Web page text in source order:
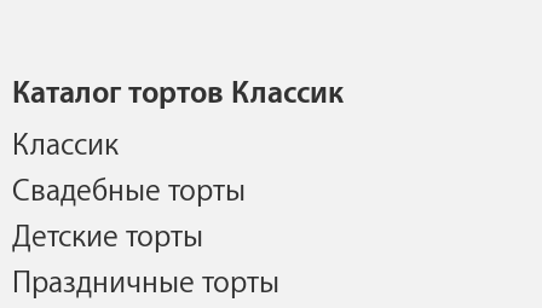
Каталог тортов Классик
Классик
Свадебные торты
Детские торты
Праздничные торты